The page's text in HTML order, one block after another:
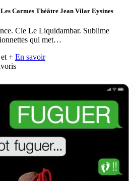
Carmes Théâtre Jean Vilar Eysines
Cie Le Liquidambar. Sublime
qui met…
+ En savoir